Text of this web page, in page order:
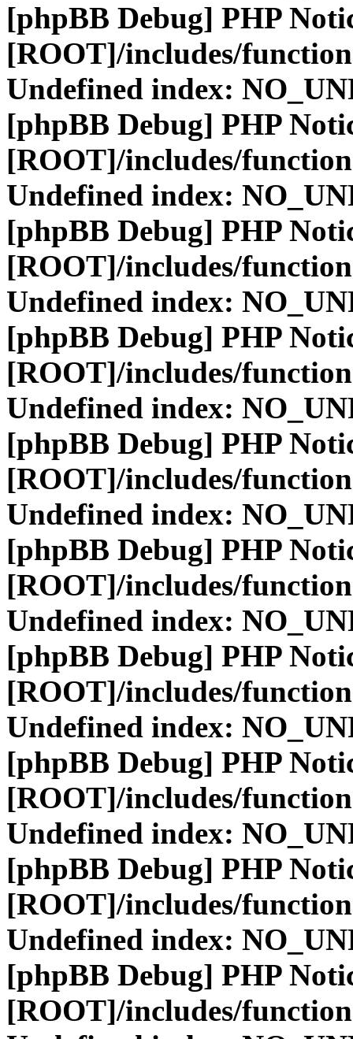
[phpBB Debug] PHP
[ROOT]/includes/
Undefined index:
[phpBB Debug] PHP
[ROOT]/includes/
Undefined index:
[phpBB Debug] PHP
[ROOT]/includes/
Undefined index:
[phpBB Debug] PHP
[ROOT]/includes/
Undefined index:
[phpBB Debug] PHP
[ROOT]/includes/
Undefined index:
[phpBB Debug] PHP
[ROOT]/includes/
Undefined index:
[phpBB Debug] PHP
[ROOT]/includes/
Undefined index:
[phpBB Debug] PHP
[ROOT]/includes/
Undefined index:
[phpBB Debug] PHP
[ROOT]/includes/
Undefined index:
[phpBB Debug] PHP
[ROOT]/includes/